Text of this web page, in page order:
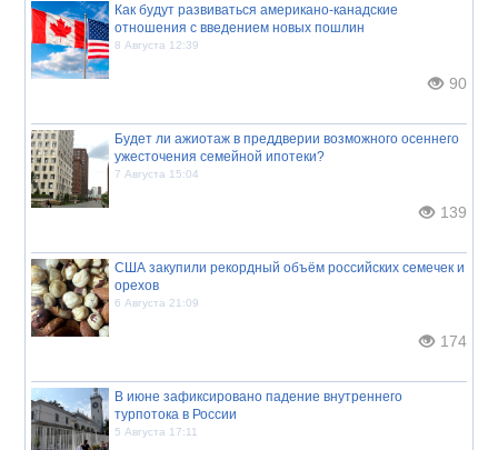
Как будут развиваться американо-канадские
отношения с введением новых пошлин
8 Августа 12:39
90
Будет ли ажиотаж в преддверии возможного осеннего
ужесточения семейной ипотеки?
7 Августа 15:04
139
США закупили рекордный объём российских семечек и
орехов
6 Августа 21:09
174
В июне зафиксировано падение внутреннего
турпотока в России
5 Августа 17:11